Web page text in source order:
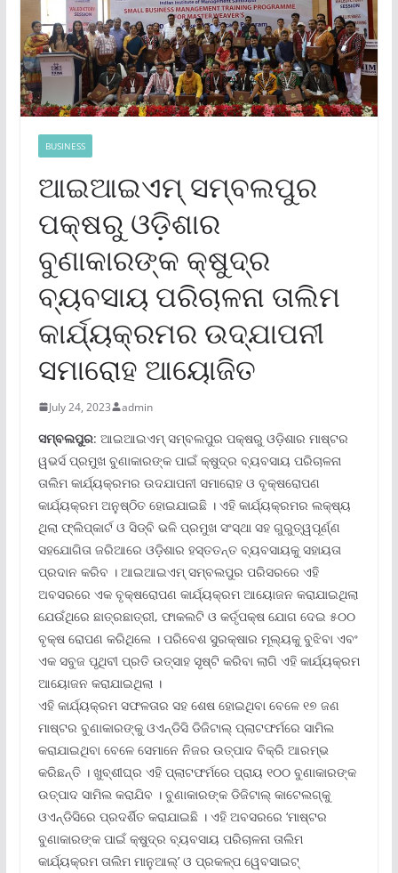
BUSINESS
ଆଇଆଇଏମ୍ ସମ୍ବଲପୁର
ପକ୍ଷରୁ ଓଡ଼ିଶାର
ବୁଣାକାରଙ୍କ କ୍ଷୁଦ୍ର
ବ୍ୟବସାୟ ପରିଚାଳନା ତାଲିମ
କାର୍ଯ୍ୟକ୍ରମର ଉଦ୍‌ଯାପନୀ
ସମାରୋହ ଆୟୋଜିତ
July 24, 2023 admin
ସମ୍ବଲପୁର: ଆଇଆଇଏମ୍ ସମ୍ବଲପୁର ପକ୍ଷରୁ ଓଡ଼ିଶାର ମାଷ୍ଟର
ୱଭର୍ସ ପ୍ରମୁଖ ବୁଣାକାରଙ୍କ ପାଇଁ କ୍ଷୁଦ୍ର ବ୍ୟବସାୟ ପରିଚାଳନା
ତାଲିମ କାର୍ଯ୍ୟକ୍ରମର ଉଦଯାପନୀ ସମାରୋହ ଓ ବୃକ୍ଷରୋପଣ
କାର୍ଯ୍ୟକ୍ରମ ଅନୁଷ୍ଠିତ ହୋଇଯାଇଛି । ଏହି କାର୍ଯ୍ୟକ୍ରମର ଲକ୍ଷ୍ୟ
ଥିଲା ଫ୍ଲିପ୍‌କାର୍ଟ ଓ ସିଡ୍‌ବି ଭଳି ପ୍ରମୁଖ ସଂସ୍ଥା ସହ ଗୁରୁତ୍ୱପୂର୍ଣ୍ଣ
ସହଯୋଗିତା ଜରିଆରେ ଓଡ଼ିଶାର ହସ୍ତତନ୍ତ ବ୍ୟବସାୟକୁ ସହାୟତା
ପ୍ରଦାନ କରିବ । ଆଇଆଇଏମ୍ ସମ୍ବଲପୁର ପରିସରରେ ଏହି
ଅବସରରେ ଏକ ବୃକ୍ଷରୋପଣ କାର୍ଯ୍ୟକ୍ରମ ଆୟୋଜନ କରାଯାଇଥିଲା
ଯେଉଁଥିରେ ଛାତ୍ରଛାତ୍ରୀ, ଫାକଲଟି ଓ କର୍ତୃପକ୍ଷ ଯୋଗ ଦେଇ ୫୦୦
ବୃକ୍ଷ ରୋପଣ କରିଥିଲେ । ପରିବେଶ ସୁରକ୍ଷାର ମୂଲ୍ୟକୁ ବୁଝିବା ଏବଂ
ଏକ ସବୁଜ ପୃଥିବୀ ପ୍ରତି ଉତ୍ସାହ ସୃଷ୍ଟି କରିବା ଲାଗି ଏହି କାର୍ଯ୍ୟକ୍ରମ
ଆୟୋଜନ କରାଯାଇଥିଲା ।
ଏହି କାର୍ଯ୍ୟକ୍ରମ ସଫଳତାର ସହ ଶେଷ ହୋଇଥିବା ବେଳେ ୧୭ ଜଣ
ମାଷ୍ଟର ବୁଣାକାରଙ୍କୁ ଓଏନ୍‌ଡିସି ଡିଜିଟାଲ୍ ପ୍ଲାଟଫର୍ମରେ ସାମିଲ
କରାଯାଇଥିବା ବେଳେ ସେମାନେ ନିଜର ଉତ୍ପାଦ ବିକ୍ରି ଆରମ୍ଭ
କରିଛନ୍ତି । ଖୁବ୍‌ଶୀଘ୍ର ଏହି ପ୍ଲାଟଫର୍ମରେ ପ୍ରାୟ ୧୦୦ ବୁଣାକାରଙ୍କ
ଉତ୍ପାଦ ସାମିଲ କରାଯିବ । ବୁଣାକାରଙ୍କ ଡିଜିଟାଲ୍ କାଟେଲଗ୍‌କୁ
ଓଏନ୍‌ଡିସିରେ ପ୍ରଦର୍ଶିତ କରାଯାଇଛି । ଏହି ଅବସରରେ ‘ମାଷ୍ଟର
ବୁଣାକାରଙ୍କ ପାଇଁ କ୍ଷୁଦ୍ର ବ୍ୟବସାୟ ପରିଚାଳନା ତାଲିମ
କାର୍ଯ୍ୟକ୍ରମ ତାଲିମ ମାନୁଆଲ୍‌’ ଓ ପ୍ରକଳ୍ପ ୱେବସାଇଟ୍